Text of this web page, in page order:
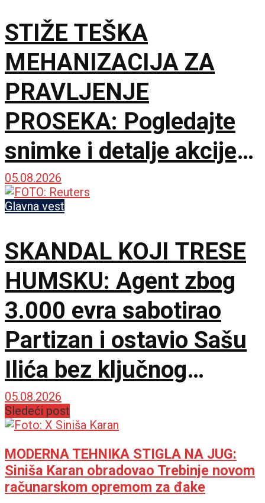
STIŽE TEŠKA
MEHANIZACIJA ZA
PRAVLJENJE
PROSEKA: Pogledajte
snimke i detalje akcije
MUP-a u Deliblatskoj
peščari
05.08.2026
Glavna vest
SKANDAL KOJI TRESE
HUMSKU: Agent zbog
3.000 evra sabotirao
Partizan i ostavio Sašu
Ilića bez ključnog
pojačanja za Evropu!
05.08.2026
Sledeći post
MODERNA TEHNIKA STIGLA NA JUG:
Siniša Karan obradovao Trebinje novom
računarskom opremom za đake